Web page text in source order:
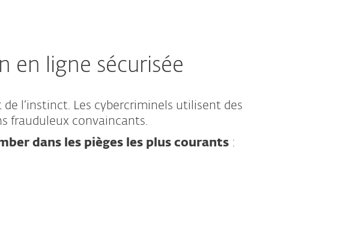
en ligne sécurisée
l’instinct. Les cybercriminels utilisent des
frauduleux convaincants.
dans les pièges les plus courants: